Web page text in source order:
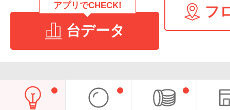
アプリでCHECK!
台データ
フ